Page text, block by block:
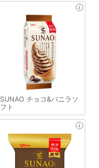
SUNAO チョコ&バニラソ
フト